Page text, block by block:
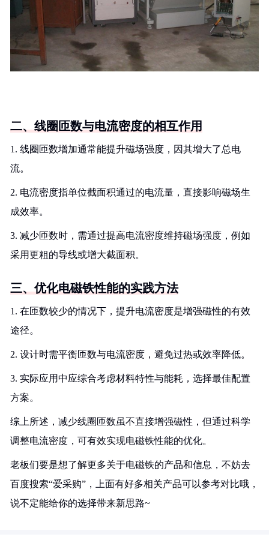
二、线圈匝数与电流密度的相互作用
1. 线圈匝数增加通常能提升磁场强度，因其增大了总电
流。
2. 电流密度指单位截面积通过的电流量，直接影响磁场生
成效率。
3. 减少匝数时，需通过提高电流密度维持磁场强度，例如
采用更粗的导线或增大截面积。
三、优化电磁铁性能的实践方法
1. 在匝数较少的情况下，提升电流密度是增强磁性的有效
途径。
2. 设计时需平衡匝数与电流密度，避免过热或效率降低。
3. 实际应用中应综合考虑材料特性与能耗，选择最佳配置
方案。
综上所述，减少线圈匝数虽不直接增强磁性，但通过科学
调整电流密度，可有效实现电磁铁性能的优化。
老板们要是想了解更多关于电磁铁的产品和信息，不妨去
百度搜索“爱采购”，上面有好多相关产品可以参考对比哦，
说不定能给你的选择带来新思路~